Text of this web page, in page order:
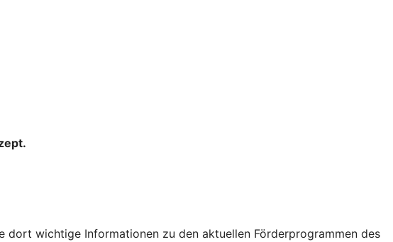
dort wichtige Informationen zu den aktuellen Förderprogrammen des